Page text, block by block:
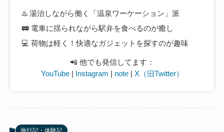
♨️ 湯治しながら働く「温泉ワーケーション」派
🚃 電車に揺られながら駅弁を食べるのが癒し
💻 荷物は軽く！快適なガジェットを探すのが趣味
📲 他でも発信してます：
YouTube| Instagram note| X（旧Twitter）